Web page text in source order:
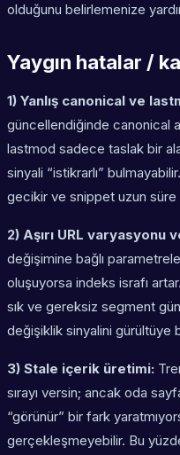
olduğunu belirlemenize
Yaygın hatalar /
1) Yanlış canonical ve
güncellendiğinde canonical
lastmod sadece taslak bir
sinyali “istikrarlı”
gecikir ve snippet uzun süre
2) Aşırı URL varyasyonu
değişimine bağlı
oluşuyorsa indeks israfı
sık ve gereksiz segment
değişiklik sinyalini gürültüye
3) Stale içerik üretimi:
sırayı versin; ancak oda
“görünür” bir fark
gerçekleşmeyebilir. Bu